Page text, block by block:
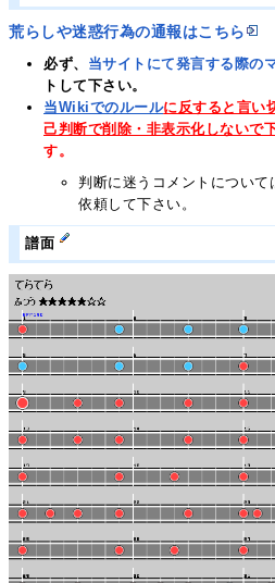
荒らしや迷惑行為の通報はこちら
必ず、 当サイトにて発言する際の
トして下さい。
当Wikiでのルールに反すると言い
己判断で削除・非表示化しないで
す。
判断に迷うコメントについて
依頼して下さい。
譜面